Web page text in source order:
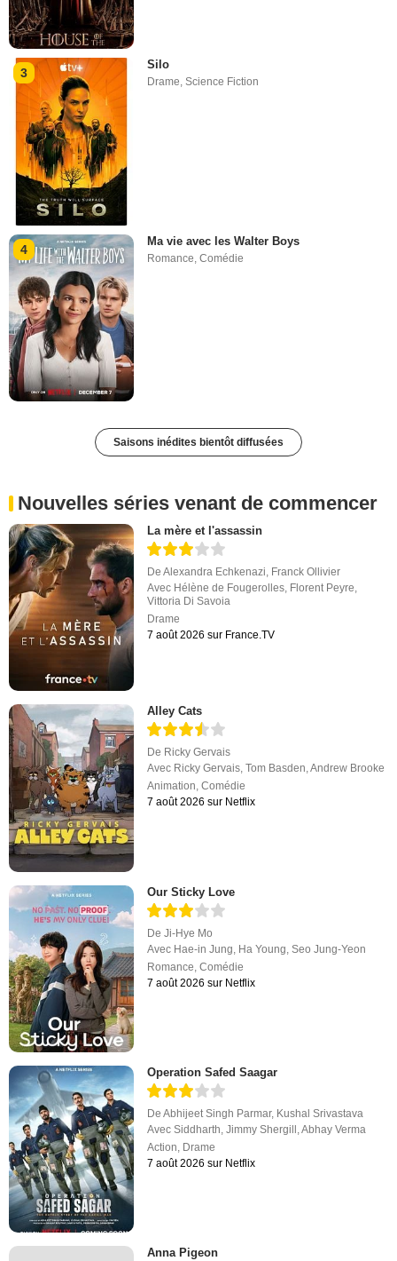
3
Silo
Drame,Science Fiction
4
Ma vie avec les Walter Boys
Romance ,Comédie
Saisons inédites bientôt diffusées
Nouvelles séries venant de commencer
La mère et l'assassin
DeAlexandra Echkenazi, Franck Ollivier
Avec Hélène de Fougerolles, Florent Peyre,
Vittoria Di Savoia
Drame
7 août 2026 sur France.TV
Alley Cats
De Ricky Gervais
Avec Ricky Gervais,Tom Basden,Andrew Brooke
Animation,Comédie
7 août 2026 sur Netflix
Our Sticky Love
DeJi-Hye Mo
Avec Hae-in Jung Ha Young ,Seo Jung-Yeon
Romance ,Comédie
7 août 2026 sur Netflix
Operation Safed Saagar
DeAbhijeet Singh Parmar, Kushal Srivastava
AvecSiddharth,Jimmy Shergill,Abhay Verma
Action, Drame
7 août 2026 sur Netflix
Anna Pigeon